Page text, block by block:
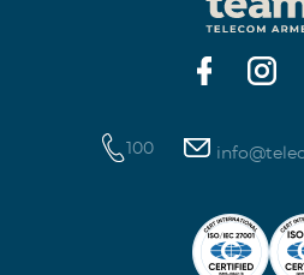
операторов. Для
Fi и VPN должны быть
100